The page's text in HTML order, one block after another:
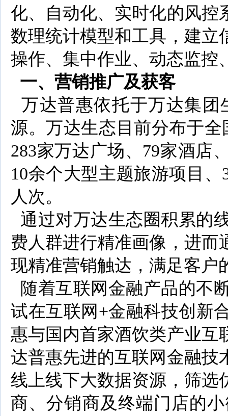
化、自动化、实时化的风控
数理统计模型和工具，建立
操作、集中作业、动态监控
一、营销推广及获客
万达普惠依托于万达集团
源。万达生态目前分布于
283家万达广场、79家酒店
10余个大型主题旅游项目
人次。
通过对万达生态圈积累的
费人群进行精准画像，进而
现精准营销触达，满足客户
随着互联网金融产品的不
试在互联网+金融科技创新
惠与国内首家酒饮类产业互
达普惠先进的互联网金融技
线上线下大数据资源，筛选
商、分销商及终端门店的